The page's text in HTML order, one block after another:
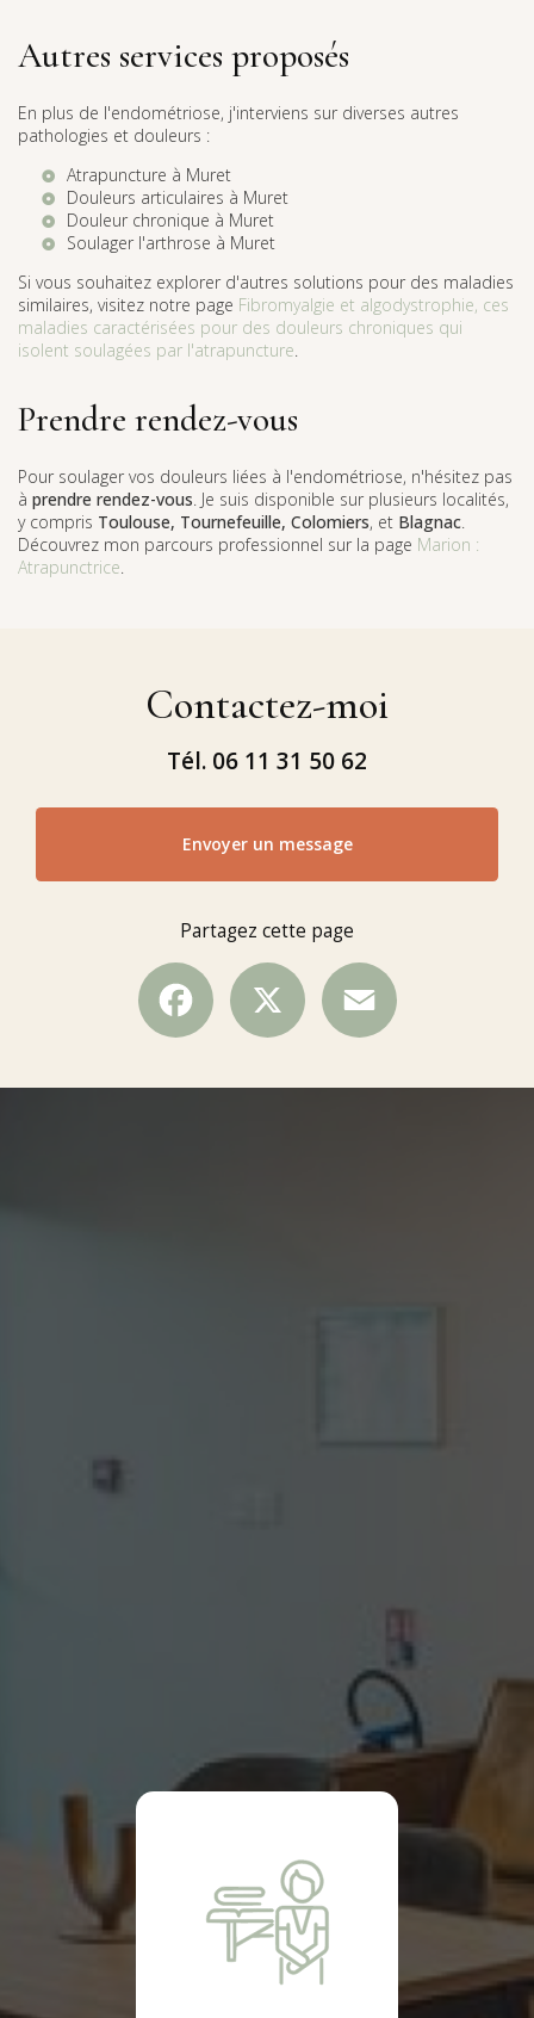
Autres services proposés
En plus de l'endométriose, j'interviens sur diverses autres
pathologies et douleurs :
Atrapuncture à Muret
Douleurs articulaires à Muret
Douleur chronique à Muret
Soulager l'arthrose à Muret
Si vous souhaitez explorer d'autres solutions pour des maladies
similaires, visitez notre page Fibromyalgie et algodystrophie, ces
maladies caractérisées pour des douleurs chroniques qui
isolent soulagées par l'atrapuncture.
Prendre rendez-vous
Pour soulager vos douleurs liées à l'endométriose, n'hésitez pas
à prendre rendez-vous. Je suis disponible sur plusieurs localités,
y compris Toulouse, Tournefeuille, Colomiers, et Blagnac.
Découvrez mon parcours professionnel sur la page Marion :
Atrapunctrice.
Contactez-moi
Tél. 06 11 31 50 62
Envoyer un message
Partagez cette page
Facebook